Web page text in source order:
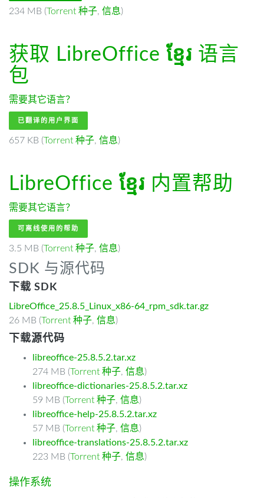
234 MB (Torrent 种子, 信息)
获取 LibreOffice ខ្មែរ 语言
包
需要其它语言？
已翻译的用户界面
657 KB (Torrent 种子, 信息)
LibreOffice ខ្មែរ 内置帮助
需要其它语言？
可离线使用的帮助
3.5 MB (Torrent 种子, 信息)
SDK 与源代码
下载 SDK
LibreOffice_25.8.5_Linux_x86-64_rpm_sdk.tar.gz
26 MB (Torrent 种子, 信息)
下载源代码
libreoffice-25.8.5.2.tar.xz
274 MB (Torrent 种子, 信息)
libreoffice-dictionaries-25.8.5.2.tar.xz
59 MB (Torrent 种子, 信息)
libreoffice-help-25.8.5.2.tar.xz
57 MB (Torrent 种子, 信息)
libreoffice-translations-25.8.5.2.tar.xz
223 MB (Torrent 种子, 信息)
操作系统